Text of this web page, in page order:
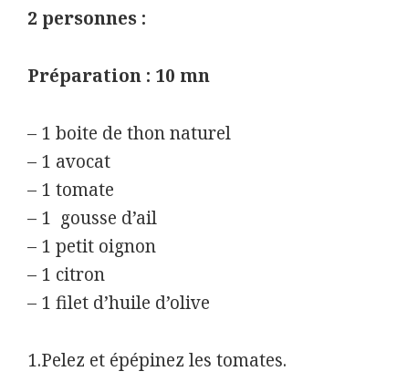
2 personnes :
Préparation : 10 mn
– 1 boite de thon naturel
– 1 avocat
– 1 tomate
– 1 gousse d’ail
– 1 petit oignon
– 1 citron
– 1 filet d’huile d’olive
1.Pelez et épépinez les tomates.